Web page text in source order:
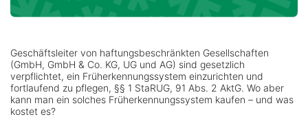
Geschäftsleiter von haftungsbeschränkten Gesellschaften
(GmbH, GmbH & Co. KG, UG und AG) sind gesetzlich
verpflichtet, ein Früherkennungssystem einzurichten und
fortlaufend zu pflegen, §§ 1 StaRUG, 91 Abs. 2 AktG. Wo aber
kann man ein solches Früherkennungssystem kaufen – und was
kostet es?